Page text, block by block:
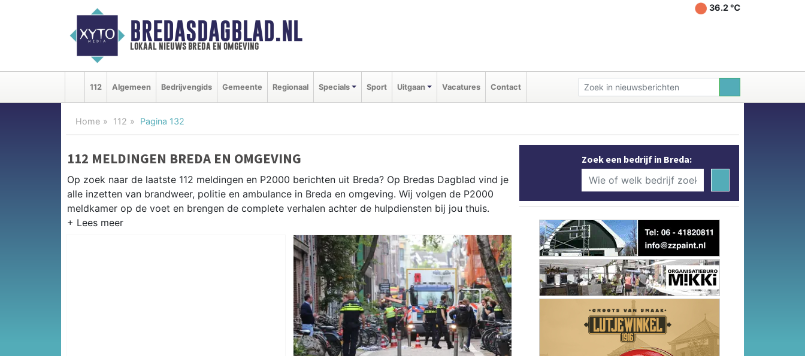
BREDASDAGBLAD.NL
lokaal nieuws breda en omgeving
36.2 ℃
112 Algemeen Bedrijvengids Gemeente Regionaal Specials Sport Uitgaan Vacatures Contact
Home 112 Pagina 132
112 MELDINGEN BREDA EN OMGEVING
Op zoek naar de laatste 112 meldingen en P2000 berichten uit Breda? Op Bredas Dagblad vind je
alle inzetten van brandweer, politie en ambulance in Breda en omgeving. Wij volgen de P2000
meldkamer op de voet en brengen de complete verhalen achter de hulpdiensten bij jou thuis.
Van incidenten op de A16 en de A27 tot meldingen in wijken als Bavel, Prinsenbeek, Hoge Vucht
Zoek een bedrijf in Breda: